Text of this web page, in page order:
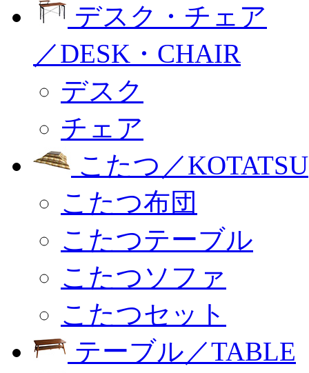
デスク・チェア
／DESK・CHAIR
デスク
チェア
こたつ／KOTATSU
こたつ布団
こたつテーブル
こたつソファ
こたつセット
テーブル／TABLE